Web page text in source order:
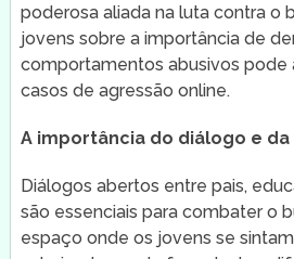
poderosa aliada na luta contra o
jovens sobre a importância de
comportamentos abusivos pode
casos de agressão online.
A importância do diálogo e
Diálogos abertos entre pais,
são essenciais para combater o
espaço onde os jovens se